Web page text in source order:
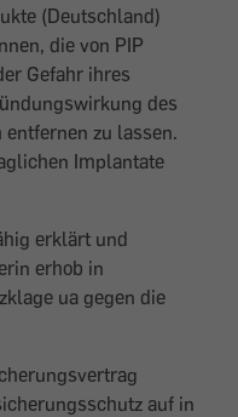
(Deutschland)
die von PIP
Gefahr ihres
des
zu lassen.
Implantate
erklärt und
erhob in
ua gegen die
auf in